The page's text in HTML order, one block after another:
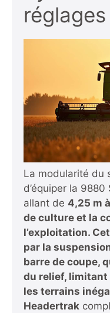
La modularité du
d’équiper la
allant de 4,25 m
de culture et la
l’exploitation.
par la
barre de coupe,
du relief, limitant
les terrains
Headertrak